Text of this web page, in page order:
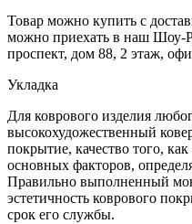
Товар можно купить с
можно приехать в наш Шоу-
проспект, дом 88, 2 этаж,
Укладка
Для коврового изделия
высокохудожественный
покрытие, качество того,
основных факторов,
Правильно выполненный
эстетичность коврового
срок его службы.